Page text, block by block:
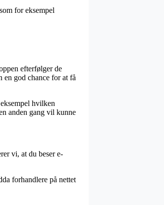
for eksempel
efterfølger de
en god chance for at få
hvilken
anden gang vil kunne
vi, at du beser e-
forhandlere på nettet